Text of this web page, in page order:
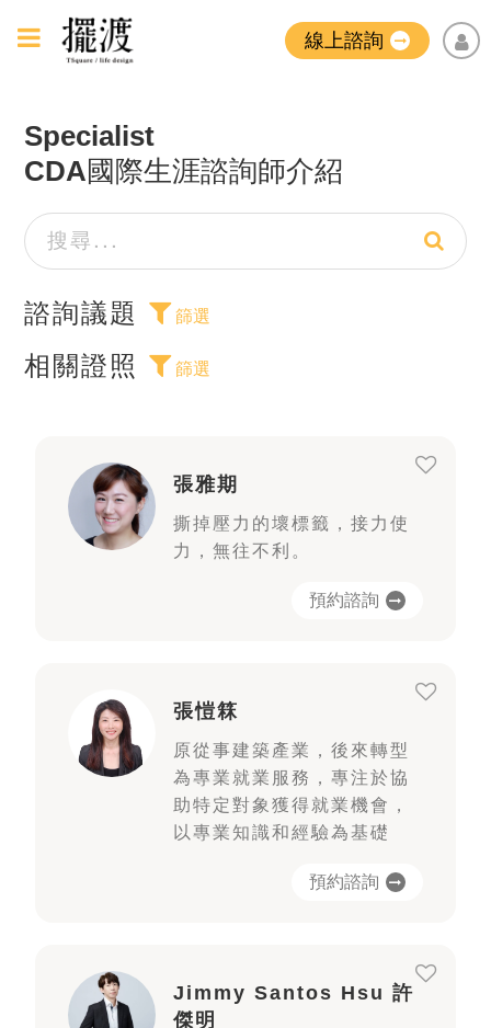
線上諮詢
Specialist
CDA國際生涯諮詢師介紹
諮詢議題 篩選
相關證照 篩選
張雅期
撕掉壓力的壞標籤，接力使
力，無往不利。
預約諮詢
張愷箖
原從事建築產業，後來轉型
為專業就業服務，專注於協
助特定對象獲得就業機會，
以專業知識和經驗為基礎
預約諮詢
Jimmy Santos Hsu 許
傑明